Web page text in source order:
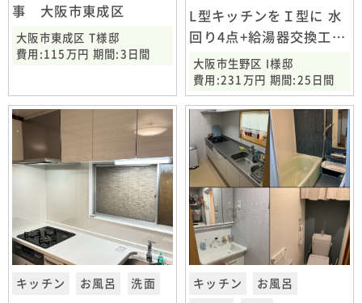
事 大阪市東成区
大阪市東成区 T様邸
費用:115万円 期間:3日間
L型キッチンをＩ型に 水
回り4点+給湯器交換工
事 大阪市生野区
大阪市生野区 I様邸
費用:231万円 期間:25日間
キッチン お風呂 洗面 キッチン お風呂